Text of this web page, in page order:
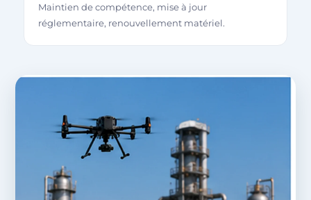
Maintien de compétence, mise à jour
réglementaire, renouvellement matériel.